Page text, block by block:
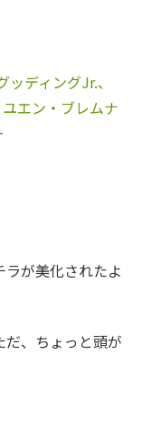
ディングJr.、
エン・ブレムナ
が美化されたよ
、ちょっと頭が